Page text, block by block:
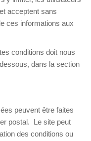
acceptent sans
ces informations aux
conditions doit nous
dans la section
peuvent être faites
postal. Le site peut
des conditions ou